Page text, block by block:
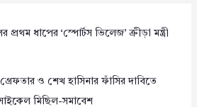
প্রথম ধাপের ‘স্পোর্টস ভিলেজ’ ক্রীড়া মন্ত্রী
ও শেখ হাসিনার ফাঁসির দাবিতে
মিছিল-সমাবেশ